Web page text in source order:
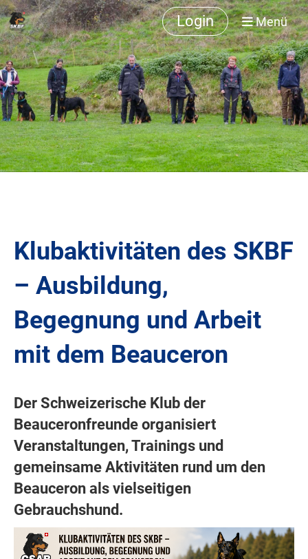
Login Menü
Klubaktivitäten des SKBF
– Ausbildung,
Begegnung und Arbeit
mit dem Beauceron
Der Schweizerische Klub der
Beauceronfreunde organisiert
Veranstaltungen, Trainings und
gemeinsame Aktivitäten rund um den
Beauceron als vielseitigen
Gebrauchshund.